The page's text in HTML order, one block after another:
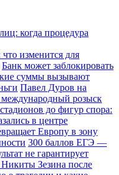
когда процедура
изменится для
Банк может заблокировать
суммы вызывают
Павел Дуров на
международный розыск
до фигур спора:
в центре
Европу в зону
300 баллов ЕГЭ —
не гарантирует
Зезина после